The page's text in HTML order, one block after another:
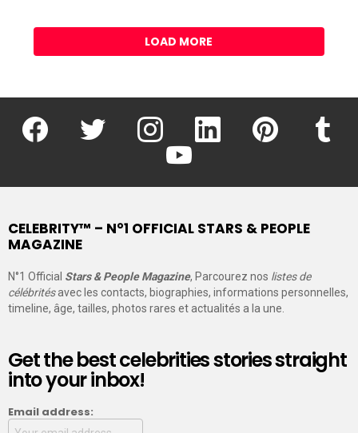
LOAD MORE
facebook twitter instagram linkedin pinterest
youtube
CELEBRITY™ – N°1 OFFICIAL STARS & PEOPLE
MAGAZINE
N°1 Official Stars & People Magazine, Parcourez nos listes de
célébritésavec les contacts, biographies, informations personnelles,
timeline, âge, tailles, photos rares et actualités a la une.
Get the best celebrities stories straight
into your inbox!
Email address: